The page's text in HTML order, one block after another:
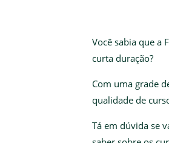
Você sabia que a
curta duração?
Com uma grade
qualidade de
Tá em dúvida se